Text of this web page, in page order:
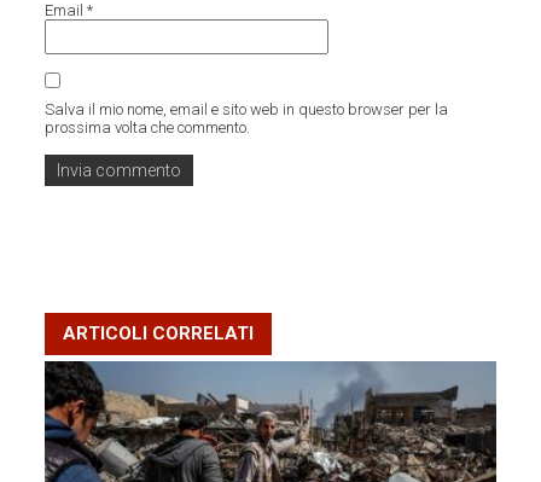
Email*
Salva il mio nome, email e sito web in questo browser per la
prossima volta che commento.
ARTICOLI CORRELATI